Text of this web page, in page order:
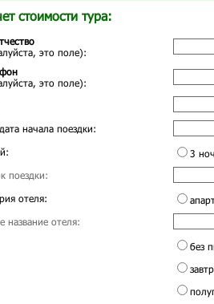
стоимости тура:
это поле):
это поле):
начала поездки:
3
поездки:
отеля:
название отеля:
без